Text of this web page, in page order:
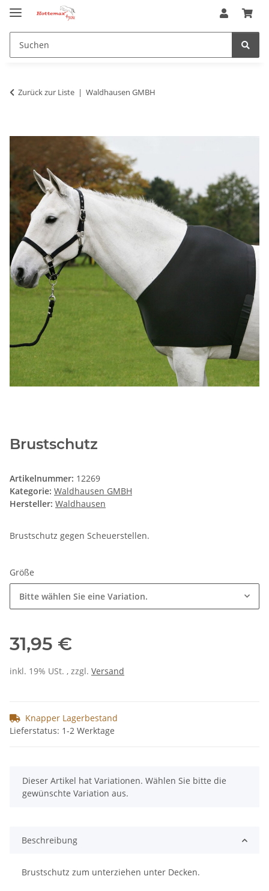
Zurück zur Liste Waldhausen GMBH
Brustschutz
Artikelnummer: 12269
Kategorie: Waldhausen GMBH
Hersteller: Waldhausen
Brustschutz gegen Scheuerstellen.
Größe
Bitte wählen Sie eine Variation.
31,95 €
inkl. 19% USt. , zzgl. Versand
Knapper Lagerbestand
Lieferstatus: 1-2 Werktage
x
Dieser Artikel hat Variationen. Wählen Sie bitte die
gewünschte Variation aus.
Beschreibung
Brustschutz zum unterziehen unter Decken.